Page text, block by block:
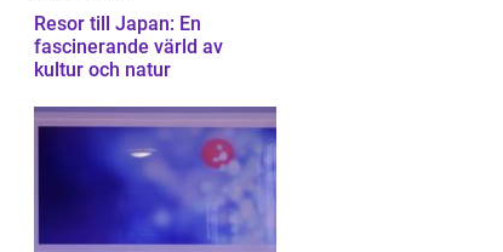
Resor till Japan: En
fascinerande värld av
kultur och natur